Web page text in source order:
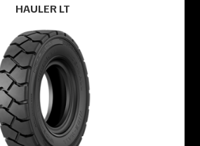
HAULER LT